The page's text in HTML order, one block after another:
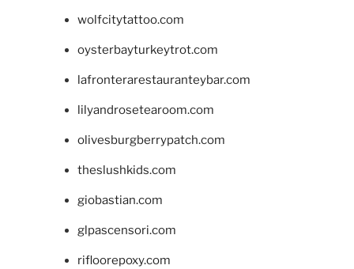
wolfcitytattoo.com
oysterbayturkeytrot.com
lafronterarestauranteybar.com
lilyandrosetearoom.com
olivesburgberrypatch.com
theslushkids.com
giobastian.com
glpascensori.com
rifloorepoxy.com